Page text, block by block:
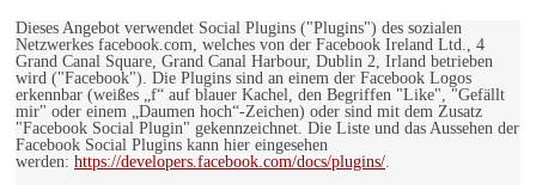
Dieses Angebot verwendet Social Plugins ("Plugins") des sozialen
Netzwerkes facebook.com, welches von der Facebook Ireland Ltd., 4
Grand Canal Square, Grand Canal Harbour, Dublin 2, Irland betrieben
wird ("Facebook"). Die Plugins sind an einem der Facebook Logos
erkennbar (weißes „f“ auf blauer Kachel, den Begriffen "Like", "Gefällt
mir" oder einem „Daumen hoch“-Zeichen) oder sind mit dem Zusatz
"Facebook Social Plugin" gekennzeichnet. Die Liste und das Aussehen der
Facebook Social Plugins kann hier eingesehen
werden: https://developers.facebook.com/docs/plugins/.